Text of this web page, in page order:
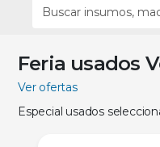
Feria usados
Ver ofertas
Especial usados